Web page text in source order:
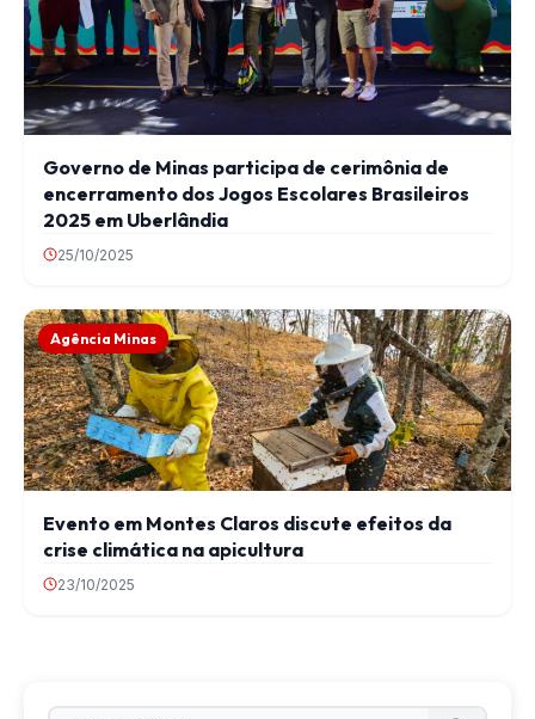
Governo de Minas participa de cerimônia de
encerramento dos Jogos Escolares Brasileiros
2025 em Uberlândia
25/10/2025
Agência Minas
Evento em Montes Claros discute efeitos da
crise climática na apicultura
23/10/2025